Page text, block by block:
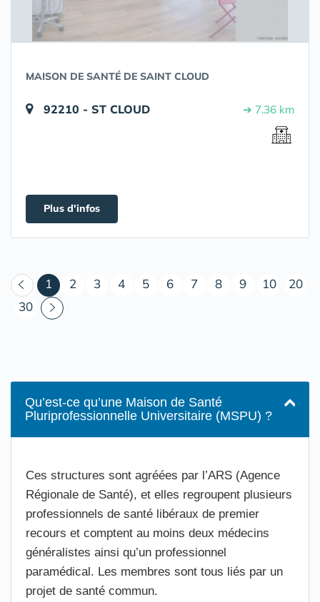
MAISON DE SANTÉ DE SAINT CLOUD
92210 - ST CLOUD ➔ 7.36 km
Plus d'infos
1 (courant)
2 3 4 5 6 7 8 9 10
20
30
Qu’est-ce qu’une Maison de Santé
Pluriprofessionnelle Universitaire (MSPU) ?
Ces structures sont agréées par l’ARS (Agence
Régionale de Santé), et elles regroupent plusieurs
professionnels de santé libéraux de premier
recours et comptent au moins deux médecins
généralistes ainsi qu’un professionnel
paramédical. Les membres sont tous liés par un
projet de santé commun.